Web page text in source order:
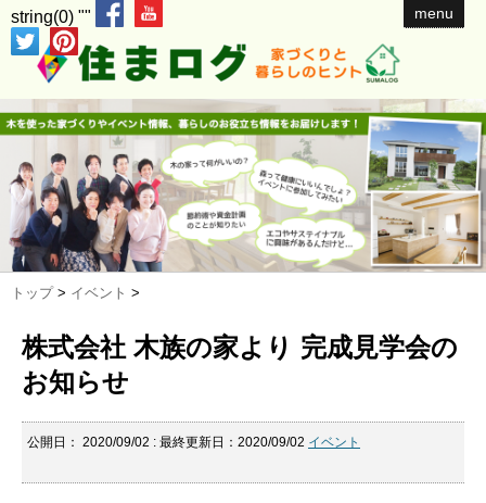
string(0) "" menu
トップ > イベント >
株式会社 木族の家より 完成見学会の
お知らせ
公開日： 2020/09/02 : 最終更新日：2020/09/02 イベント